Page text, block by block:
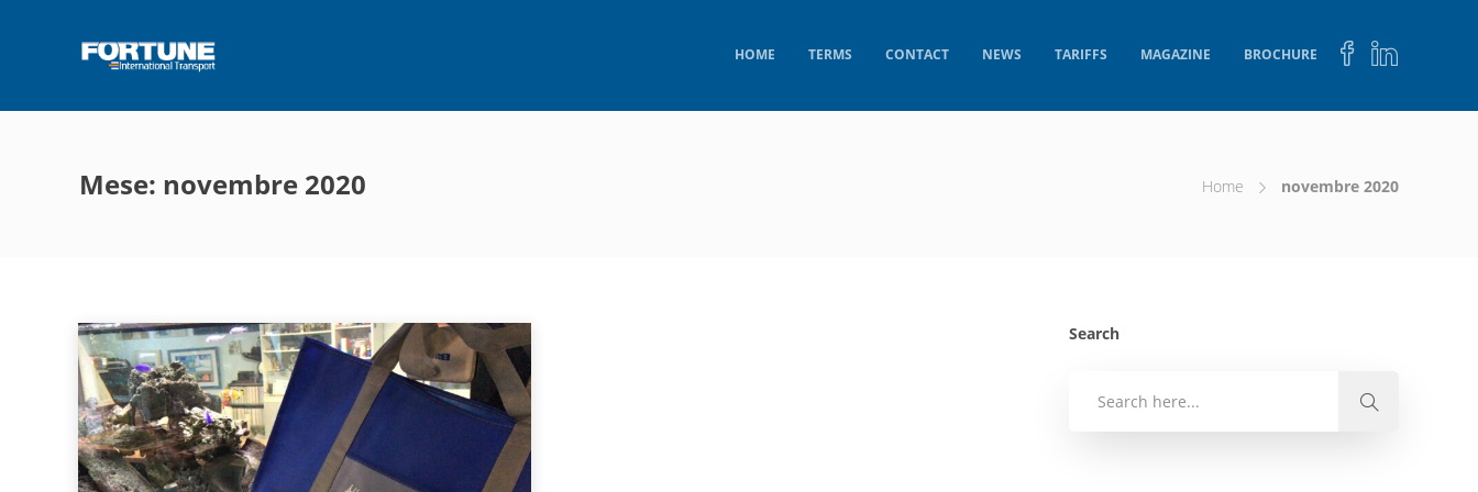
HOME TERMS CONTACT NEWS TARIFFS MAGAZINE BROCHURE
Mese: novembre 2020 Home novembre 2020
Search